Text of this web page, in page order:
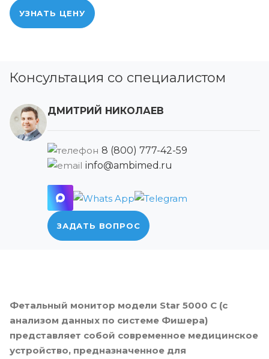
УЗНАТЬ ЦЕНУ
Консультация со специалистом
ДМИТРИЙ НИКОЛАЕВ
8 (800) 777-42-59
info@ambimed.ru
ЗАДАТЬ ВОПРОС
Фетальный монитор модели Star 5000 С (с
анализом данных по системе Фишера)
представляет собой современное медицинское
устройство, предназначенное для